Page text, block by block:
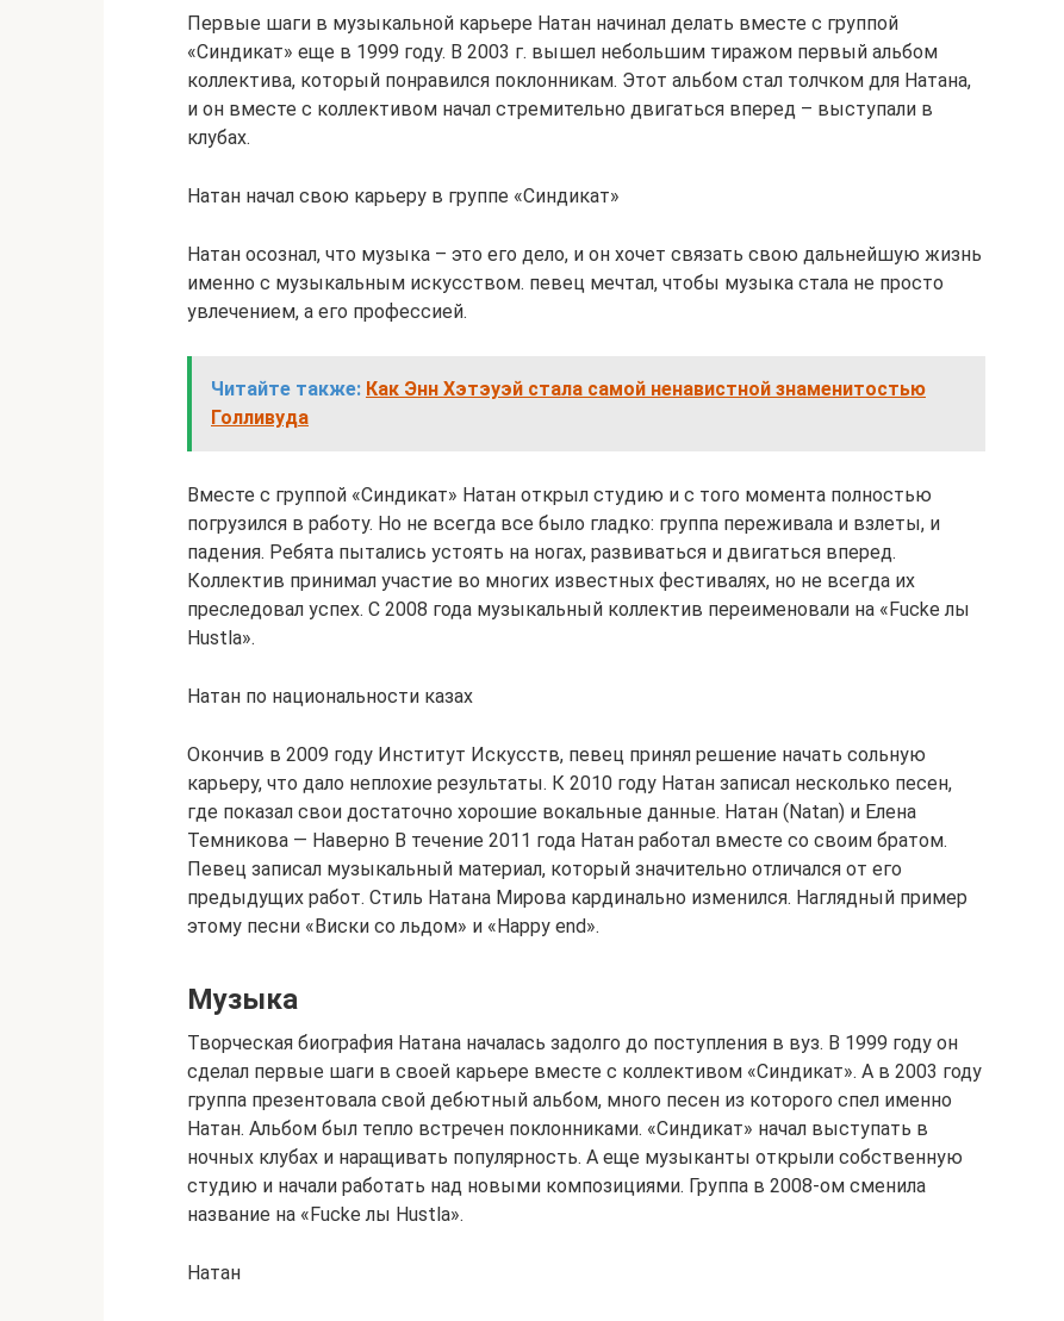
Первые шаги в музыкальной карьере Натан начинал делать вместе с группой
«Синдикат» еще в 1999 году. В 2003 г. вышел небольшим тиражом первый альбом
коллектива, который понравился поклонникам. Этот альбом стал толчком для Натана,
и он вместе с коллективом начал стремительно двигаться вперед – выступали в
клубах.
Натан начал свою карьеру в группе «Синдикат»
Натан осознал, что музыка – это его дело, и он хочет связать свою дальнейшую жизнь
именно с музыкальным искусством. певец мечтал, чтобы музыка стала не просто
увлечением, а его профессией.
Читайте также: Как Энн Хэтэуэй стала самой ненавистной знаменитостью
Голливуда
Вместе с группой «Синдикат» Натан открыл студию и с того момента полностью
погрузился в работу. Но не всегда все было гладко: группа переживала и взлеты, и
падения. Ребята пытались устоять на ногах, развиваться и двигаться вперед.
Коллектив принимал участие во многих известных фестивалях, но не всегда их
преследовал успех. С 2008 года музыкальный коллектив переименовали на «Fucke лы
Hustla».
Натан по национальности казах
Окончив в 2009 году Институт Искусств, певец принял решение начать сольную
карьеру, что дало неплохие результаты. К 2010 году Натан записал несколько песен,
где показал свои достаточно хорошие вокальные данные. Натан (Natan) и Елена
Темникова — Наверно В течение 2011 года Натан работал вместе со своим братом.
Певец записал музыкальный материал, который значительно отличался от его
предыдущих работ. Стиль Натана Мирова кардинально изменился. Наглядный пример
этому песни «Виски со льдом» и «Happy end».
Музыка
Творческая биография Натана началась задолго до поступления в вуз. В 1999 году он
сделал первые шаги в своей карьере вместе с коллективом «Синдикат». А в 2003 году
группа презентовала свой дебютный альбом, много песен из которого спел именно
Натан. Альбом был тепло встречен поклонниками. «Синдикат» начал выступать в
ночных клубах и наращивать популярность. А еще музыканты открыли собственную
студию и начали работать над новыми композициями. Группа в 2008-ом сменила
название на «Fucke лы Hustla».
Натан